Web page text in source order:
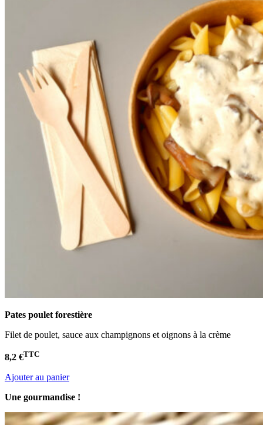
Pates poulet forestière
Filet de poulet, sauce aux champignons et oignons à la crème
8,2 €TTC
Ajouter au panier
Une gourmandise !